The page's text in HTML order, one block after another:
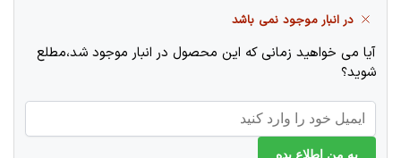
در انبار موجود نمی باشد
آیا می خواهید زمانی که این محصول در انبار موجود شد،مطلع
شوید؟
به من اطلاع بده